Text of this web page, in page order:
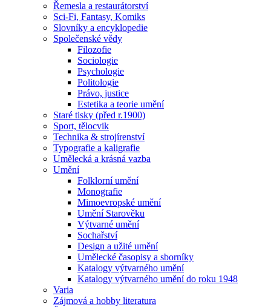
Řemesla a restaurátorství
Sci-Fi, Fantasy, Komiks
Slovníky a encyklopedie
Společenské vědy
Filozofie
Sociologie
Psychologie
Politologie
Právo, justice
Estetika a teorie umění
Staré tisky (před r.1900)
Sport, tělocvik
Technika & strojírenství
Typografie a kaligrafie
Umělecká a krásná vazba
Umění
Folklorní umění
Monografie
Mimoevropské umění
Umění Starověku
Výtvarné umění
Sochařství
Design a užité umění
Umělecké časopisy a sborníky
Katalogy výtvarného umění
Katalogy výtvarného umění do roku 1948
Varia
Zájmová a hobby literatura